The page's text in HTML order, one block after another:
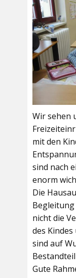
Wir sehen
mit den
sind nach
enorm
Die
Begleitung
nicht die
des
sind auf
Gute